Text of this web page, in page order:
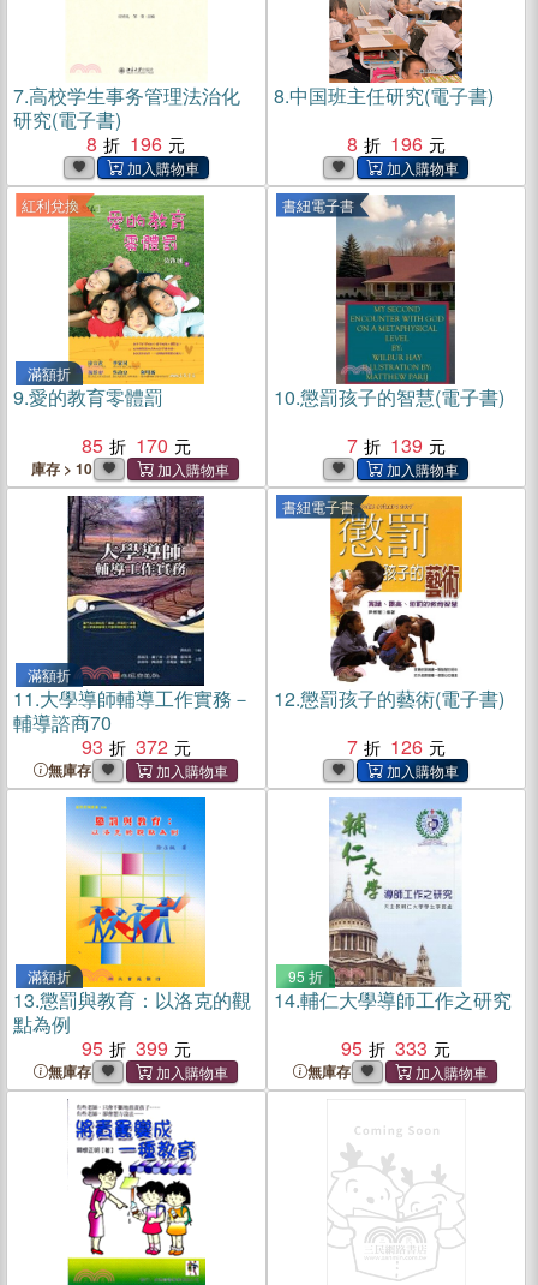
7.高校学生事务管理法治化
研究(電子書)
8
196
8.中国班主任研究(電子書)
8
196
紅利兌換
滿額折
9.愛的教育零體罰
85
170
庫存 > 10
書紐電子書
10.懲罰孩子的智慧(電子書)
7
139
滿額折
11.大學導師輔導工作實務－
輔導諮商70
93
372
無庫存
書紐電子書
12.懲罰孩子的藝術(電子書)
7
126
滿額折
13.懲罰與教育：以洛克的觀
點為例
95
399
無庫存
95 折
14.輔仁大學導師工作之研究
95
333
無庫存